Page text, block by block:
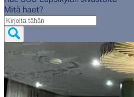
Mitä haet?
Mitä
haet?